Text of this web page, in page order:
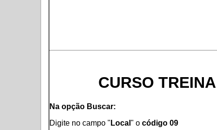
CURSO
Na opção Buscar:
Digite no campo " Local " o código 09